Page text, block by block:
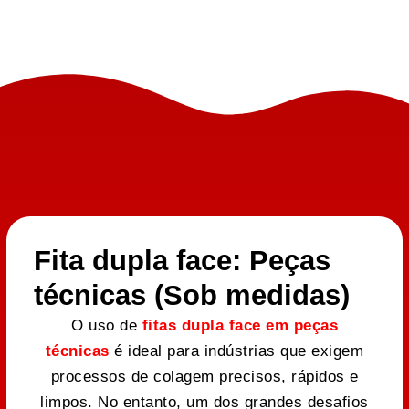
Fita dupla face: Peças
técnicas (Sob medidas)
O uso de fitas dupla face em peças
técnicas é ideal para indústrias que exigem
processos de colagem precisos, rápidos e
limpos. No entanto, um dos grandes desafios